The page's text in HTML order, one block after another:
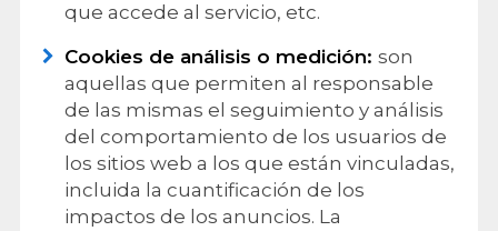
que accede al servicio, etc.
Cookies de análisis o medición: son
aquellas que permiten al responsable
de las mismas el seguimiento y análisis
del comportamiento de los usuarios de
los sitios web a los que están vinculadas,
incluida la cuantificación de los
impactos de los anuncios. La